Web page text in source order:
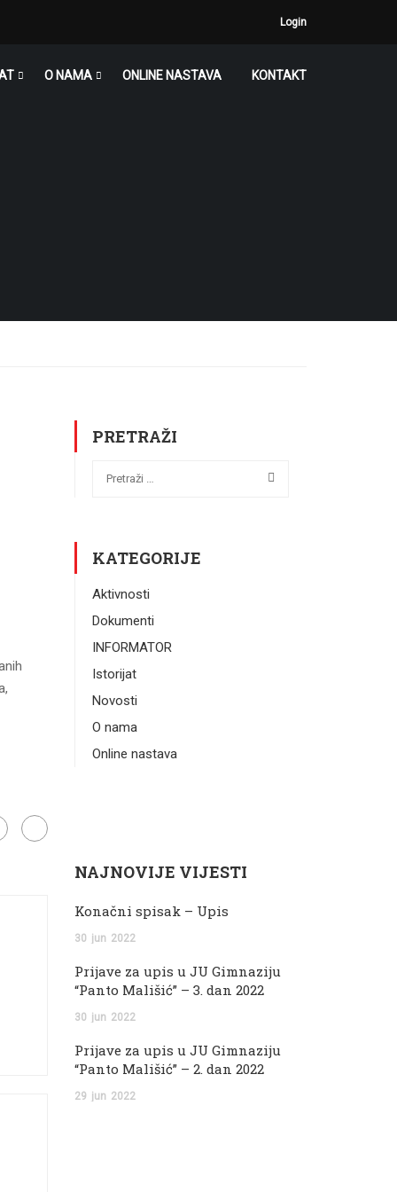
Login
O NAMA ONLINE NASTAVA KONTAKT
PRETRAŽI
KATEGORIJE
Aktivnosti
Dokumenti
INFORMATOR
Istorijat
Novosti
O nama
Online nastava
NAJNOVIJE VIJESTI
Konačni spisak – Upis
30 jun 2022
Prijave za upis u JU Gimnaziju
“Panto Mališić” – 3. dan 2022
30 jun 2022
Prijave za upis u JU Gimnaziju
“Panto Mališić” – 2. dan 2022
29 jun 2022